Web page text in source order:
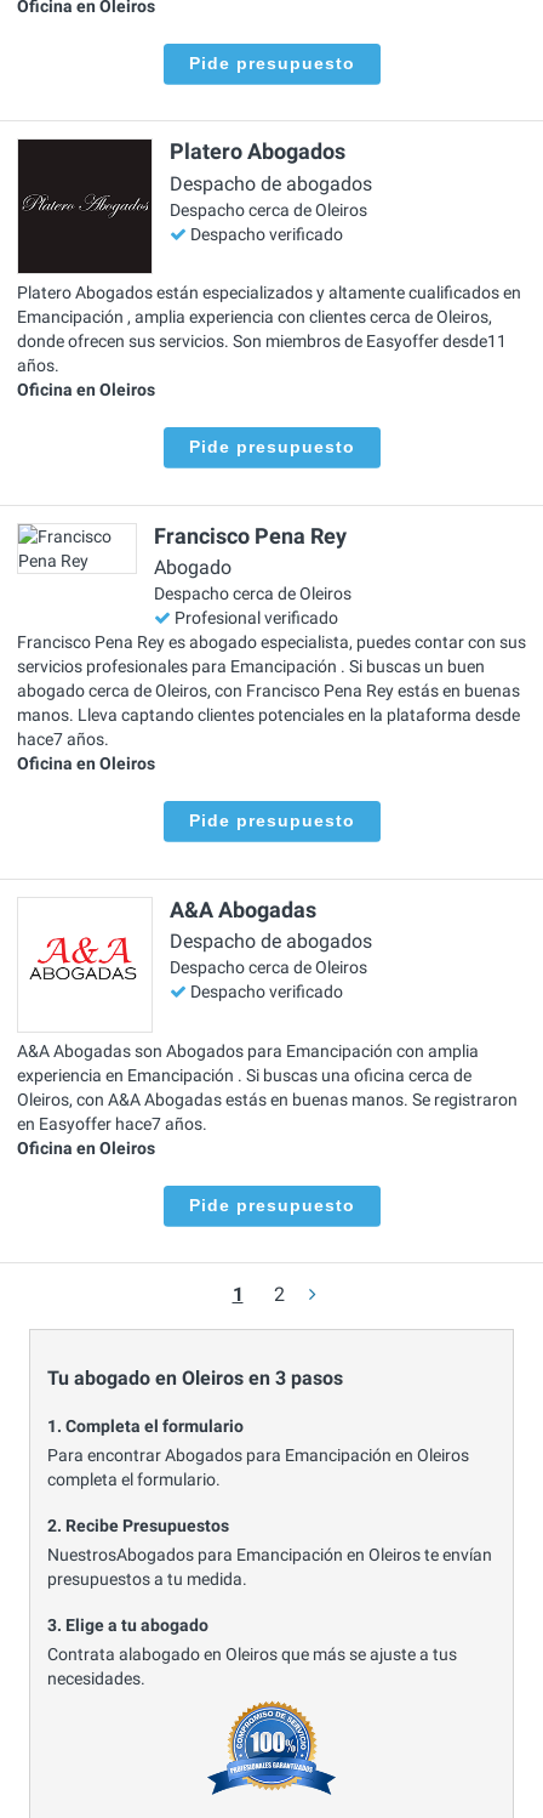
Oficina en Oleiros
Pide presupuesto
Platero Abogados
Despacho de abogados
Despacho cerca de Oleiros
Despacho verificado
Platero Abogados están especializados y altamente cualificados en
Emancipación , amplia experiencia con clientes cerca de Oleiros,
donde ofrecen sus servicios. Son miembros de Easyoffer desde11
años.
Oficina en Oleiros
Pide presupuesto
Francisco Pena Rey
Abogado
Despacho cerca de Oleiros
Profesional verificado
Francisco Pena Rey es abogado especialista, puedes contar con sus
servicios profesionales para Emancipación . Si buscas un buen
abogado cerca de Oleiros, con Francisco Pena Rey estás en buenas
manos. Lleva captando clientes potenciales en la plataforma desde
hace7 años.
Oficina en Oleiros
Pide presupuesto
A&A Abogadas
Despacho de abogados
Despacho cerca de Oleiros
Despacho verificado
A&A Abogadas son Abogados para Emancipación con amplia
experiencia en Emancipación . Si buscas una oficina cerca de
Oleiros, con A&A Abogadas estás en buenas manos. Se registraron
en Easyoffer hace7 años.
Oficina en Oleiros
Pide presupuesto
1 2
Tu abogado en Oleiros en 3 pasos
1. Completa el formulario
Para encontrar Abogados para Emancipación en Oleiros
completa el formulario.
2. Recibe Presupuestos
NuestrosAbogados para Emancipación en Oleiros te envían
presupuestos a tu medida.
3. Elige a tu abogado
Contrata alabogado en Oleiros que más se ajuste a tus
necesidades.